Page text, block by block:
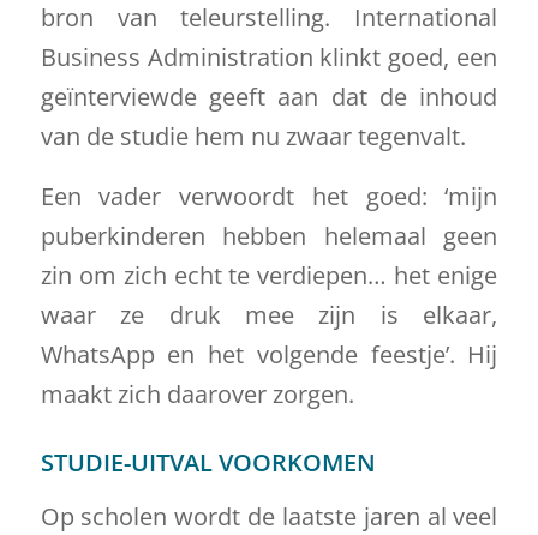
bron van teleurstelling. International
Business Administration klinkt goed, een
geïnterviewde geeft aan dat de inhoud
van de studie hem nu zwaar tegenvalt.
Een vader verwoordt het goed: ‘mijn
puberkinderen hebben helemaal geen
zin om zich echt te verdiepen… het enige
waar ze druk mee zijn is elkaar,
WhatsApp en het volgende feestje’. Hij
maakt zich daarover zorgen.
STUDIE-UITVAL VOORKOMEN
Op scholen wordt de laatste jaren al veel